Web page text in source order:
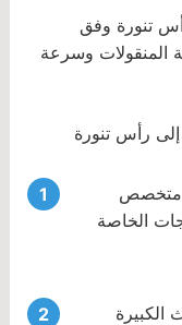
تنورة وفق
وسرعة
متخصص
الخاصة
الكبيرة